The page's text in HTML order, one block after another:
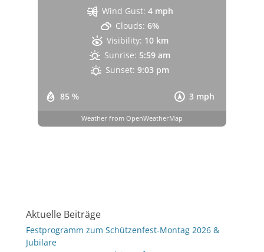
85 % 3 mph
Wind Gust: 4 mph
Clouds: 6%
Visibility: 10 km
Sunrise: 5:59 am
Sunset: 9:03 pm
Weather from OpenWeatherMap
Aktuelle Beiträge
Festprogramm zum Schützenfest-Montag 2026 &
Jubilare